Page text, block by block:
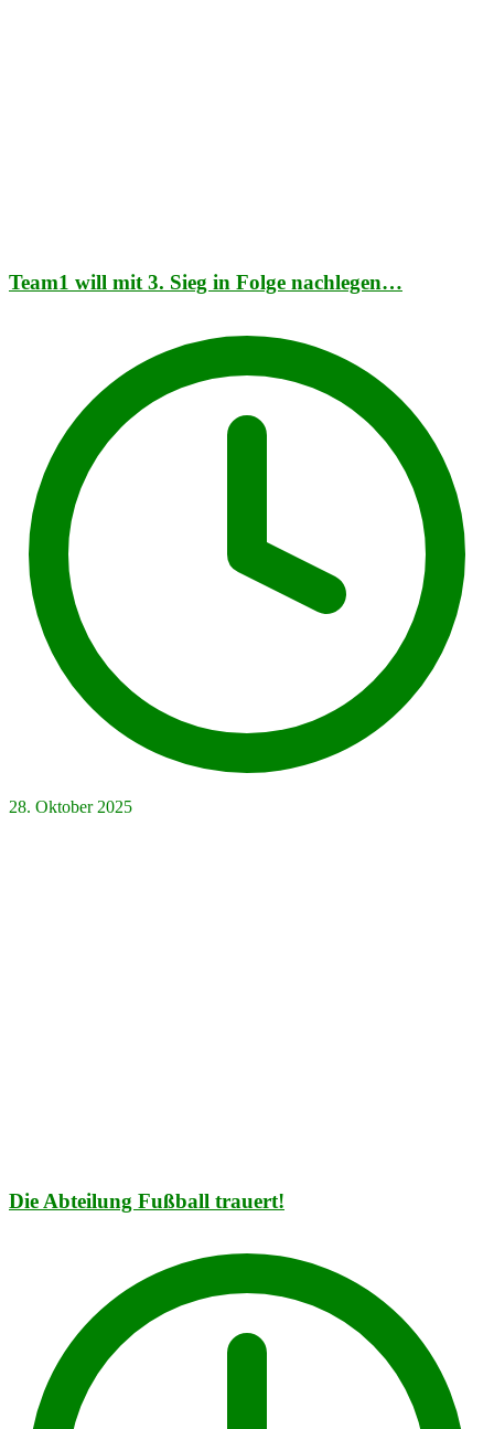
Team1 will mit 3. Sieg in Folge nachlegen…
28. Oktober 2025
Die Abteilung Fußball trauert!